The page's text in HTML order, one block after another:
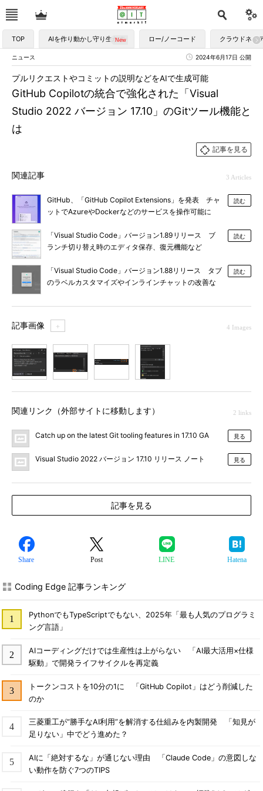
TOP AIを作り動かし守り生かす ロー/ノーコード クラウドネイ
ニュース 2024年6月17日 公開
GitHub Copilotの統合で強化された「Visual
Studio 2022 バージョン 17.10」のGitツール機能と
は
プルリクエストやコミットの説明などをAIで生成可能
記事を見る
関連記事 3 Articles
GitHub、「GitHub Copilot Extensions」を発表 チャ
ットでAzureやDockerなどのサービスを操作可能に
読む
「Visual Studio Code」バージョン1.89リリース ブ
ランチ切り替え時のエディタ保存、復元機能など
読む
「Visual Studio Code」バージョン1.88リリース タブ
のラベルカスタマイズやインラインチャットの改善な
読む
記事画像 ＋ 4 Images
関連リンク（外部サイトに移動します） 2 links
Catch up on the latest Git tooling features in 17.10 GA 見る
Visual Studio 2022 バージョン 17.10 リリース ノート 見る
記事を見る
Share Post LINE Hatena
Coding Edge 記事ランキング
PythonでもTypeScriptでもない、2025年「最も人気のプログラミ
ング言語」
AIコーディングだけでは生産性は上がらない 「AI最大活用×仕様
駆動」で開発ライフサイクルを再定義
トークンコストを10分の1に 「GitHub Copilot」はどう削減した
のか
三菱重工が“勝手なAI利用”を解消する仕組みを内製開発 「知見が
足りない」中でどう進めた？
AIに「絶対するな」が通じない理由 「Claude Code」の意図しな
い動作を防ぐ7つのTIPS